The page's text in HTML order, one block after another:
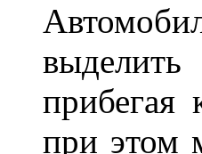
прибегая
при этом